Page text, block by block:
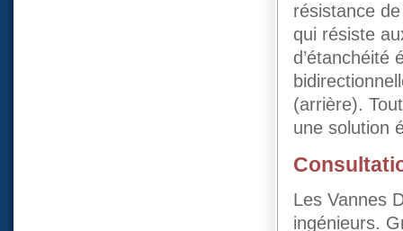
résistance
qui résiste
d’étanchéité
(arrière).
une solution
Les Vannes
ingénieurs.